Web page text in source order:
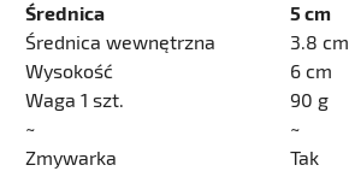
Średnica
5 cm
Średnica wewnętrzna
3.8 cm
Wysokość
6 cm
Waga 1 szt.
90 g
~
~
Zmywarka
Tak